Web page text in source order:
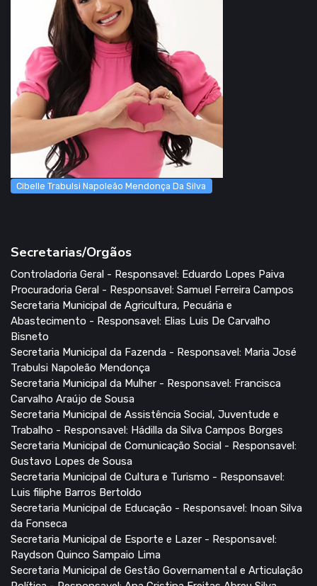
Cibelle Trabulsi Napoleão Mendonça Da Silva
Secretarias/Orgãos
Controladoria Geral - Responsavel: Eduardo Lopes Paiva
Procuradoria Geral - Responsavel: Samuel Ferreira Campos
Secretaria Municipal de Agricultura, Pecuária e
Abastecimento - Responsavel: Elias Luis De Carvalho
Bisneto
Secretaria Municipal da Fazenda - Responsavel: Maria José
Trabulsi Napoleão Mendonça
Secretaria Municipal da Mulher - Responsavel: Francisca
Carvalho Araújo de Sousa
Secretaria Municipal de Assistência Social, Juventude e
Trabalho - Responsavel: Hádilla da Silva Campos Borges
Secretaria Municipal de Comunicação Social - Responsavel:
Gustavo Lopes de Sousa
Secretaria Municipal de Cultura e Turismo - Responsavel:
Luis filiphe Barros Bertoldo
Secretaria Municipal de Educação - Responsavel: Inoan Silva
da Fonseca
Secretaria Municipal de Esporte e Lazer - Responsavel:
Raydson Quinco Sampaio Lima
Secretaria Municipal de Gestão Governamental e Articulação